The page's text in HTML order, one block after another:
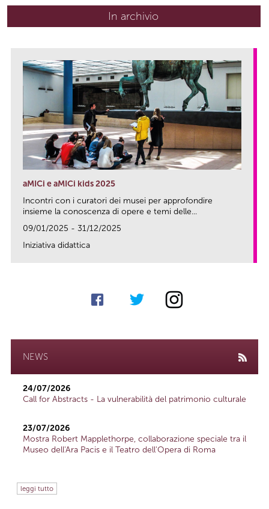
In archivio
aMICi e aMICi kids 2025
Incontri con i curatori dei musei per approfondire
insieme la conoscenza di opere e temi delle...
09/01/2025 - 31/12/2025
Iniziativa didattica
NEWS
24/07/2026
Call for Abstracts - La vulnerabilità del patrimonio culturale
23/07/2026
Mostra Robert Mapplethorpe, collaborazione speciale tra il
Museo dell'Ara Pacis e il Teatro dell'Opera di Roma
leggi tutto